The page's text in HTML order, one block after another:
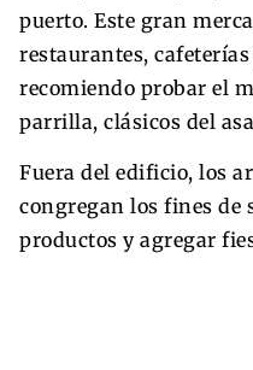
puerto. Este gran
restaurantes,
recomiendo probar el
parrilla, clásicos del
Fuera del edificio, los
congregan los fines de
productos y agregar